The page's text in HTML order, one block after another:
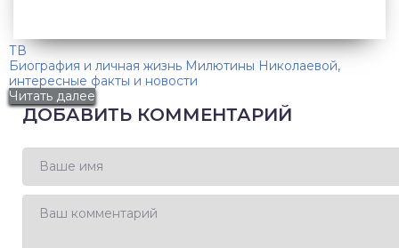
ТВ
Биография и личная жизнь Милютины Николаевой,
интересные факты и новости
Читать далее
ДОБАВИТЬ КОММЕНТАРИЙ